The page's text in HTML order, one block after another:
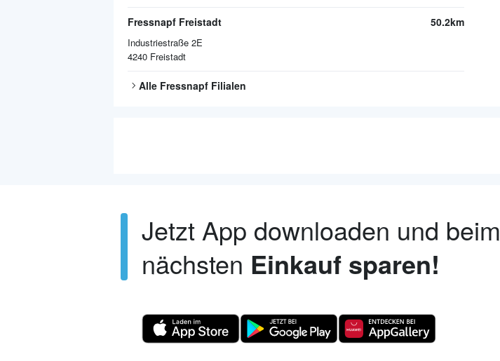
Fressnapf Freistadt
Industriestraße 2E
4240 Freistadt
50.2km
Alle Fressnapf Filialen
Jetzt App downloaden und beim
nächsten Einkauf sparen!